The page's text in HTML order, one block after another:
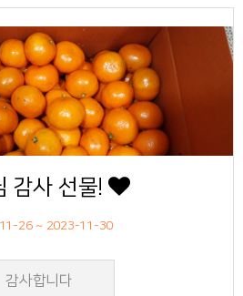
감사 선물!
26 ~ 2023-11-30
감사합니다